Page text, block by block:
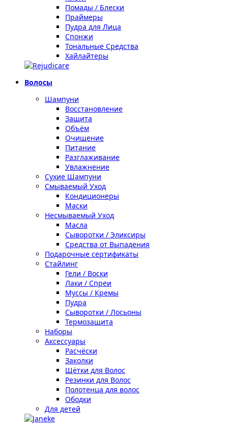
Помады / Блески
Праймеры
Пудра для Лица
Спонжи
Тональные Средства
Хайлайтеры
Волосы
Шампуни
Восстановление
Защита
Объём
Очищение
Питание
Разглаживание
Увлажнение
Сухие Шампуни
Смываемый Уход
Кондиционеры
Маски
Несмываемый Уход
Масла
Сыворотки / Эликсиры
Средства от Выпадения
Подарочные сертификаты
Стайлинг
Гели / Воски
Лаки / Спреи
Муссы / Кремы
Пудра
Сыворотки / Лосьоны
Термозащита
Наборы
Аксессуары
Расчёски
Заколки
Щётки для Волос
Резинки для Волос
Полотенца для волос
Ободки
Для детей